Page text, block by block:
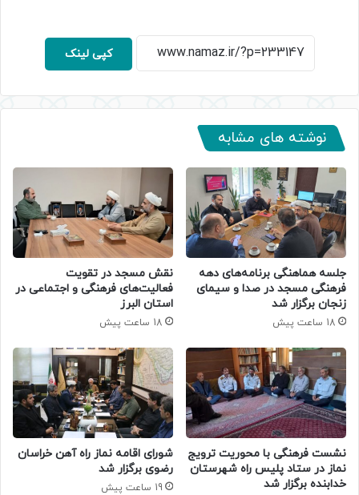
کپی لینک
نوشته های مشابه
جلسه هماهنگی برنامه‌های دهه
فرهنگی مسجد در صدا و سیمای
زنجان برگزار شد
18 ساعت پیش
نقش مسجد در تقویت
فعالیت‌های فرهنگی و اجتماعی در
استان البرز
18 ساعت پیش
نشست فرهنگی با محوریت ترویج
نماز در ستاد پلیس راه شهرستان
خدابنده برگزار شد
شورای اقامه نماز راه آهن خراسان
رضوی برگزار شد
19 ساعت پیش